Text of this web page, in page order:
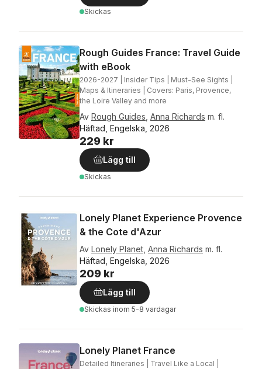
Skickas
Rough Guides France: Travel Guide
with eBook
2026-2027 | Insider Tips | Must-See Sights |
Maps & Itineraries | Covers: Paris, Provence,
the Loire Valley and more
Av Rough Guides Anna Richards m. fl.
Häftad, Engelska, 2026
229 kr
Lägg till
Skickas
Lonely Planet Experience Provence
& the Cote d'Azur
Av Lonely Planet Anna Richards m. fl.
Häftad, Engelska, 2026
209 kr
Lägg till
Skickas inom 5-8 vardagar
Lonely Planet France
Detailed Itineraries | Travel Like a Local |